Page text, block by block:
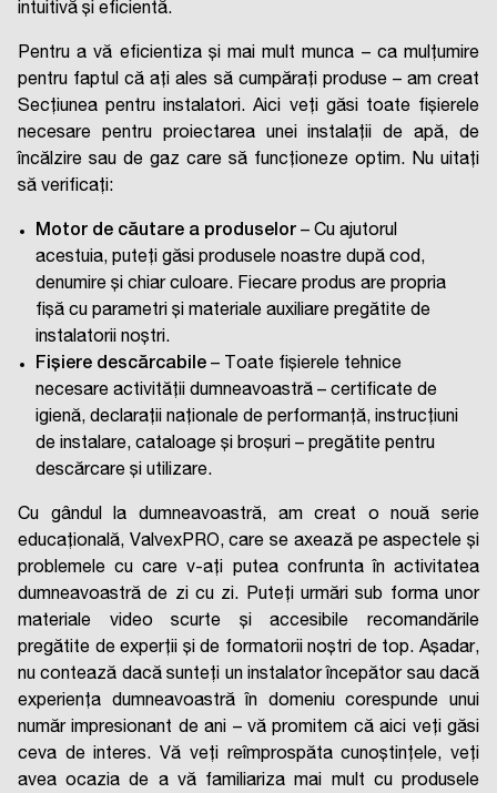
intuitivă și eficientă.
Pentru a vă eficientiza și mai mult munca – ca mulțumire
pentru faptul că ați ales să cumpărați produse – am creat
Secțiunea pentru instalatori. Aici veți găsi toate fișierele
necesare pentru proiectarea unei instalații de apă, de
încălzire sau de gaz care să funcționeze optim. Nu uitați
să verificați:
Motor de căutare a produselor – Cu ajutorul
acestuia, puteți găsi produsele noastre după cod,
denumire și chiar culoare. Fiecare produs are propria
fișă cu parametri și materiale auxiliare pregătite de
instalatorii noștri.
Fișiere descărcabile – Toate fișierele tehnice
necesare activității dumneavoastră – certificate de
igienă, declarații naționale de performanță, instrucțiuni
de instalare, cataloage și broșuri – pregătite pentru
descărcare și utilizare.
Cu gândul la dumneavoastră, am creat o nouă serie
educațională, ValvexPRO, care se axează pe aspectele și
problemele cu care v-ați putea confrunta în activitatea
dumneavoastră de zi cu zi. Puteți urmări sub forma unor
materiale video scurte și accesibile recomandările
pregătite de experții și de formatorii noștri de top. Așadar,
nu contează dacă sunteți un instalator începător sau dacă
experiența dumneavoastră în domeniu corespunde unui
număr impresionant de ani – vă promitem că aici veți găsi
ceva de interes. Vă veți reîmprospăta cunoștințele, veți
avea ocazia de a vă familiariza mai mult cu produsele